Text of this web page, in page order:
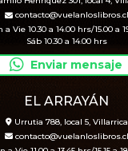
contacto@vuelanloslibros.cl
Vie 10.30 a 14.00 hrs/15.00 a
Sáb 10.30 a 14.00 hrs
Enviar mensaje
EL ARRAYÁN
Urrutia 788, local 5, Villarrica
contacto@vuelanloslibros.cl